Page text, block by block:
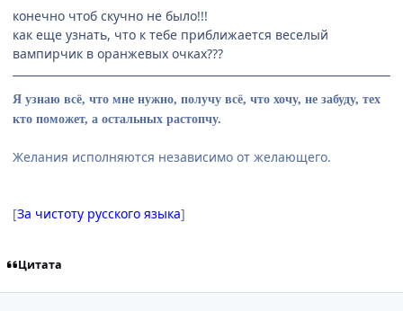
конечно чтоб скучно не было!!!
как еще узнать, что к тебе приближается веселый
вампирчик в оранжевых очках???
Я узнаю всё, что мне нужно, получу всё, что хочу, не забуду, тех
кто поможет, а остальных растопчу.
Желания исполняются независимо от желающего.
[За чистоту русского языка]
Цитата